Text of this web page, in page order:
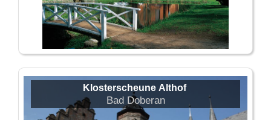
Klosterscheune Althof
Bad Doberan